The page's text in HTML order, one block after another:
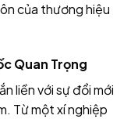
của thương hiệu
Quan Trọng
liền với sự đổi mới
Từ một xí nghiệp